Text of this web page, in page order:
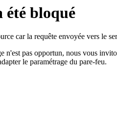
été bloqué
car la requête envoyée vers le
n'est pas opportun, nous vous
le paramétrage du pare-feu.